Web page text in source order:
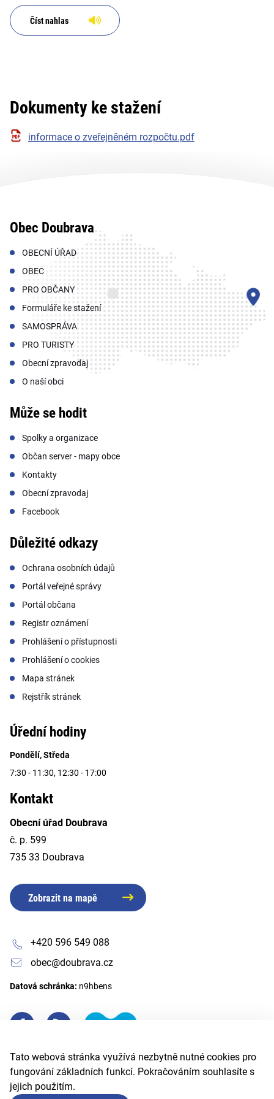
Tato webová stránka využívá nezbytně nutné cookies pro
fungování základních funkcí. Pokračováním souhlasíte s
jejich použitím.
Číst nahlas
Dokumenty ke stažení
informace o zveřejněném rozpočtu.pdf
Obec Doubrava
OBECNÍ ÚŘAD
OBEC
PRO OBČANY
Formuláře ke stažení
SAMOSPRÁVA
PRO TURISTY
Obecní zpravodaj
O naší obci
Může se hodit
Spolky a organizace
Občan server - mapy obce
Kontakty
Obecní zpravodaj
Facebook
Důležité odkazy
Ochrana osobních údajů
Portál veřejné správy
Portál občana
Registr oznámení
Prohlášení o přístupnosti
Prohlášení o cookies
Mapa stránek
Rejstřík stránek
Úřední hodiny
Pondělí, Středa
7:30 - 11:30, 12:30 - 17:00
Kontakt
Obecní úřad Doubrava
č. p. 599
735 33 Doubrava
Zobrazit na mapě
+420 596 549 088
obec@doubrava.cz
Datová schránka: n9hbens